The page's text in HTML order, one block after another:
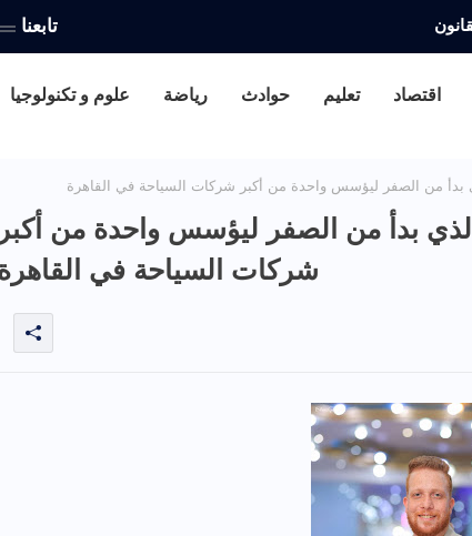
حملات إعلانية بالملايين.. رحلة مولدر مجدي تابعنا
اقتصاد تعليم حوادث رياضة علوم و تكنولوجيا
من الصفر ليؤسس واحدة من أكبر شركات السياحة في القاهرة
بدأ من الصفر ليؤسس واحدة من أكبر
شركات السياحة في